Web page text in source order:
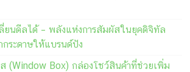
ยนดีลได้ – พลังแห่งการสัมผัสในยุคดิจิทัล
กระดาษให้แบรนด์ปัง
ส (Window Box) กล่องโชว์สินค้าที่ช่วยเพิ่ม